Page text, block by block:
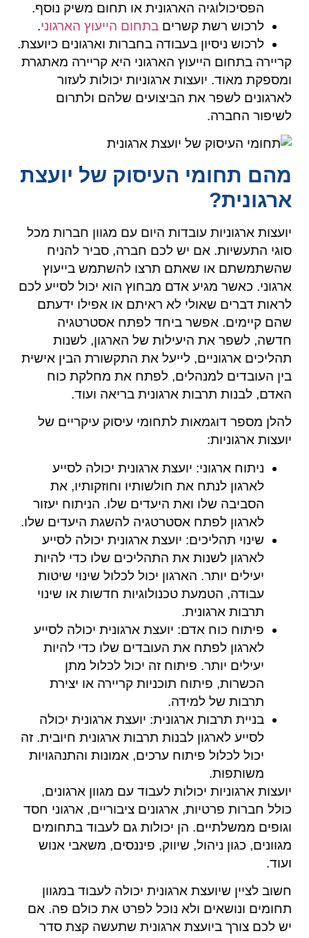
הפסיכולוגיה הארגונית או תחום משיק נוסף.
לרכוש רשת קשרים בתחום הייעוץ הארגוני.
לרכוש ניסיון בעבודה בחברות וארגונים כיועצת.
קריירה בתחום הייעוץ הארגוני היא קריירה מאתגרת
ומספקת מאוד. יועצות ארגוניות יכולות לעזור
לארגונים לשפר את הביצועים שלהם ולתרום
לשיפור החברה.
מהם תחומי העיסוק של יועצת
ארגונית?
יועצות ארגוניות עובדות היום עם מגוון חברות מכל
סוגי התעשיות. אם יש לכם חברה, סביר להניח
שהשתמשתם או שאתם תרצו להשתמש בייעוץ
ארגוני. כאשר מגיע אדם מבחוץ הוא יכול לסייע לכם
לראות דברים שאולי לא ראיתם או אפילו ידעתם
שהם קיימים. אפשר ביחד לפתח אסטרטגיה
חדשה, לשפר את היעילות של הארגון, לשנות
תהליכים ארגוניים, לייעל את התקשורת הבין אישית
בין העובדים למנהלים, לפתח את מחלקת כוח
האדם, לבנות תרבות ארגונית בריאה ועוד.
להלן מספר דוגמאות לתחומי עיסוק עיקריים של
יועצות ארגוניות:
ניתוח ארגוני: יועצת ארגונית יכולה לסייע
לארגון לנתח את חולשותיו וחוזקותיו, את
הסביבה שלו ואת היעדים שלו. הניתוח יעזור
לארגון לפתח אסטרטגיה להשגת היעדים שלו.
שינוי תהליכים: יועצת ארגונית יכולה לסייע
לארגון לשנות את התהליכים שלו כדי להיות
יעילים יותר. הארגון יכול לכלול שינוי שיטות
עבודה, הטמעת טכנולוגיות חדשות או שינוי
תרבות ארגונית.
פיתוח כוח אדם: יועצת ארגונית יכולה לסייע
לארגון לפתח את העובדים שלו כדי להיות
יעילים יותר. פיתוח זה יכול לכלול מתן
הכשרות, פיתוח תוכניות קריירה או יצירת
תרבות של למידה.
בניית תרבות ארגונית: יועצת ארגונית יכולה
לסייע לארגון לבנות תרבות ארגונית חיובית. זה
יכול לכלול פיתוח ערכים, אמונות והתנהגויות
משותפות.
יועצות ארגוניות יכולות לעבוד עם מגוון ארגונים,
כולל חברות פרטיות, ארגונים ציבוריים, ארגוני חסד
וגופים ממשלתיים. הן יכולות גם לעבוד בתחומים
מגוונים, כגון ניהול, שיווק, פיננסים, משאבי אנוש
ועוד.
חשוב לציין שיועצת ארגונית יכולה לעבוד במגוון
תחומים ונושאים ולא נוכל לפרט את כולם פה. אם
יש לכם צורך ביועצת ארגונית שתעשה קצת סדר